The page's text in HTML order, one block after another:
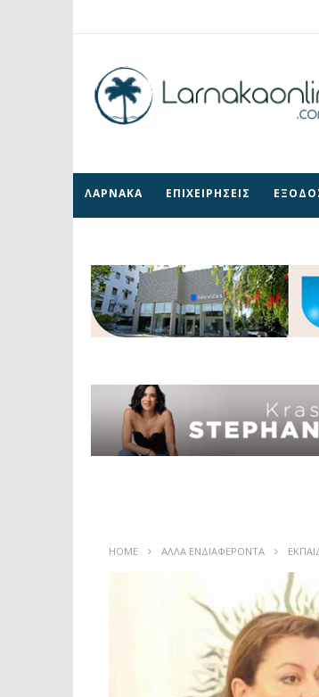
ΛΑΡΝΑΚΑ ΕΠΙΧΕΙΡΗΣΕΙΣ
HOME ΑΛΛΑ ΕΝΔΙΑΦΕΡΟΝΤΑ